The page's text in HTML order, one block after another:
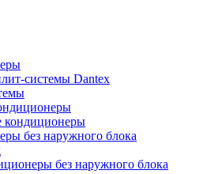
системы Dantex
без наружного блока
без наружного блока